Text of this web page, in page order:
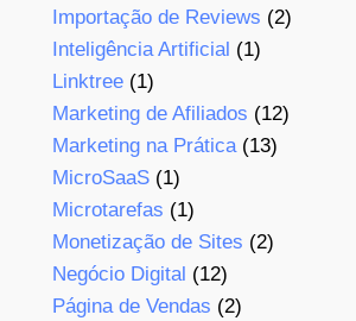
Importação de Reviews (2)
Inteligência Artificial (1)
Linktree (1)
Marketing de Afiliados (12)
Marketing na Prática (13)
MicroSaaS (1)
Microtarefas (1)
Monetização de Sites (2)
Negócio Digital (12)
Página de Vendas (2)